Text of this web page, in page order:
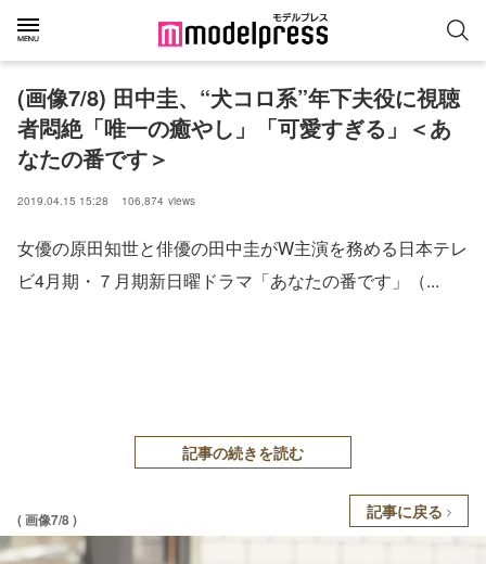
(画像7/8) 田中圭、“犬コロ系”年下夫役に視聴
者悶絶「唯一の癒やし」「可愛すぎる」＜あ
なたの番です＞
2019.04.15 15:28 106,874 views
女優の原田知世と俳優の田中圭がW主演を務める日本テレ
ビ4月期・７月期新日曜ドラマ「あなたの番です」（...
記事の続きを読む
( 画像7/8 ) 記事に戻る